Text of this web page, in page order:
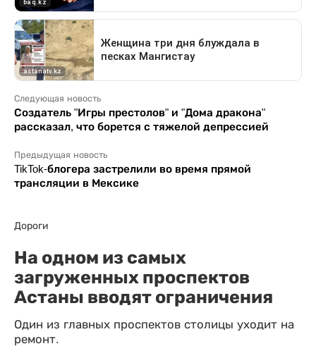
Следующая новость
Создатель "Игры престолов" и "Дома дракона"
рассказал, что борется с тяжелой депрессией
Предыдущая новость
TikTok-блогера застрелили во время прямой
трансляции в Мексике
Дороги
На одном из самых
загруженных проспектов
Астаны вводят ограничения
Один из главных проспектов столицы уходит на
ремонт.